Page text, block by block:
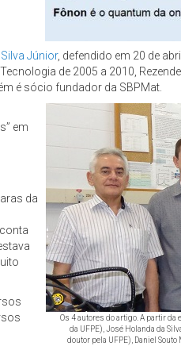
Júnior, defendido em 20 de
de 2005 a 2010,
é sócio fundador da SBPMat.
Os 4 autores do artigo. A partir da
da UFPE), José Holanda da
doutor pela UFPE), Daniel
em
da